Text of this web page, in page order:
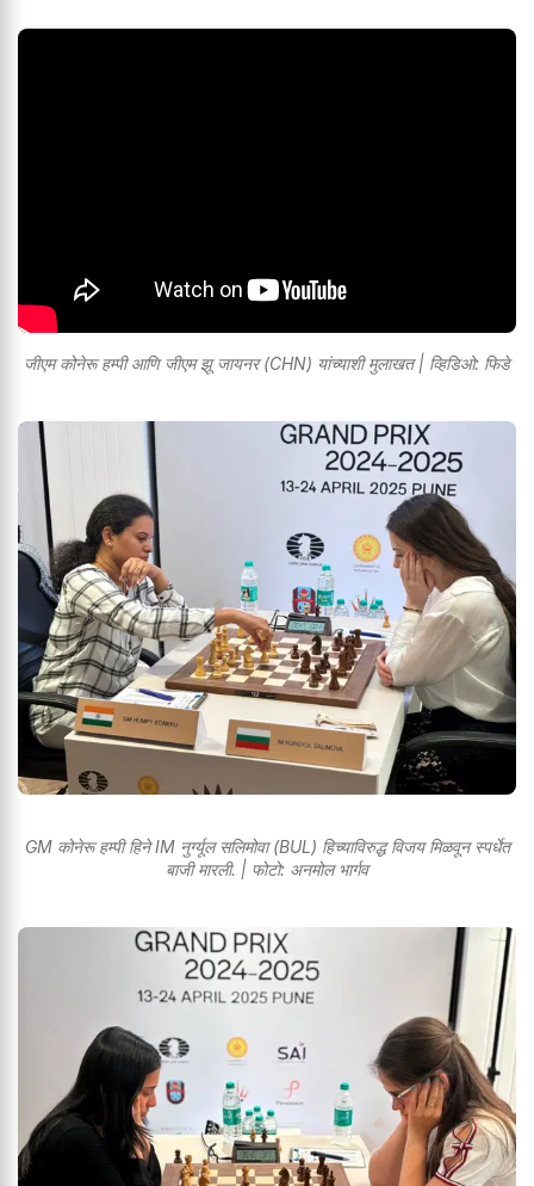
जीएम कोनेरू हम्पी आणि जीएम झू जायनर (CHN) यांच्याशी मुलाखत | व्हिडिओ: फिडे
GM कोनेरू हम्पी हिने IM नुर्ग्यूल सलिमोवा (BUL) हिच्याविरुद्ध विजय मिळवून स्पर्धेत
बाजी मारली. | फोटो: अनमोल भार्गव